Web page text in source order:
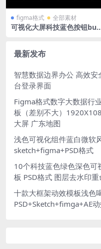
figma格式 全部素材
可视化大屏科技蓝色按钮
最新发布
智慧数据边界办公 高效
台登录界面
Figma格式数字大数据行
板（差别不大）
大屏 广东地图
浅色可视化组件蓝白微软
sketch+figma+PSD格式
10个科技蓝色绿色深色可
板 PSD格式 图层去水印重
十款大框架动效模板浅色
PSD+Sketch+fimga+AE